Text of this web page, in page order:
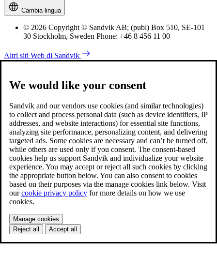
Cambia lingua
© 2026 Copyright © Sandvik AB; (publ) Box 510, SE-101
30 Stockholm, Sweden Phone: +46 8 456 11 00
Altri siti Web di Sandvik
We would like your consent
Sandvik and our vendors use cookies (and similar technologies)
to collect and process personal data (such as device identifiers, IP
addresses, and website interactions) for essential site functions,
analyzing site performance, personalizing content, and delivering
targeted ads. Some cookies are necessary and can’t be turned off,
while others are used only if you consent. The consent-based
cookies help us support Sandvik and individualize your website
experience. You may accept or reject all such cookies by clicking
the appropriate button below. You can also consent to cookies
based on their purposes via the manage cookies link below. Visit
ourcookie privacy policy for more details on how we use
cookies.
Manage cookies
Reject all
Accept all